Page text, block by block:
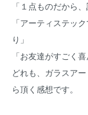
「１点ものだから
「アーティステッ
り」
「お友達がすごく
どれも、ガラスア
ら頂く感想です。